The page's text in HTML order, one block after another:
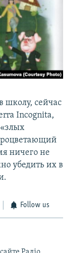
школу, сейчас
Incognita,
ничего не
убедить их в
Follow us